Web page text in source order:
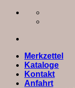
Zum
Merkzettel
Kataloge
Kontakt
Anfahrt